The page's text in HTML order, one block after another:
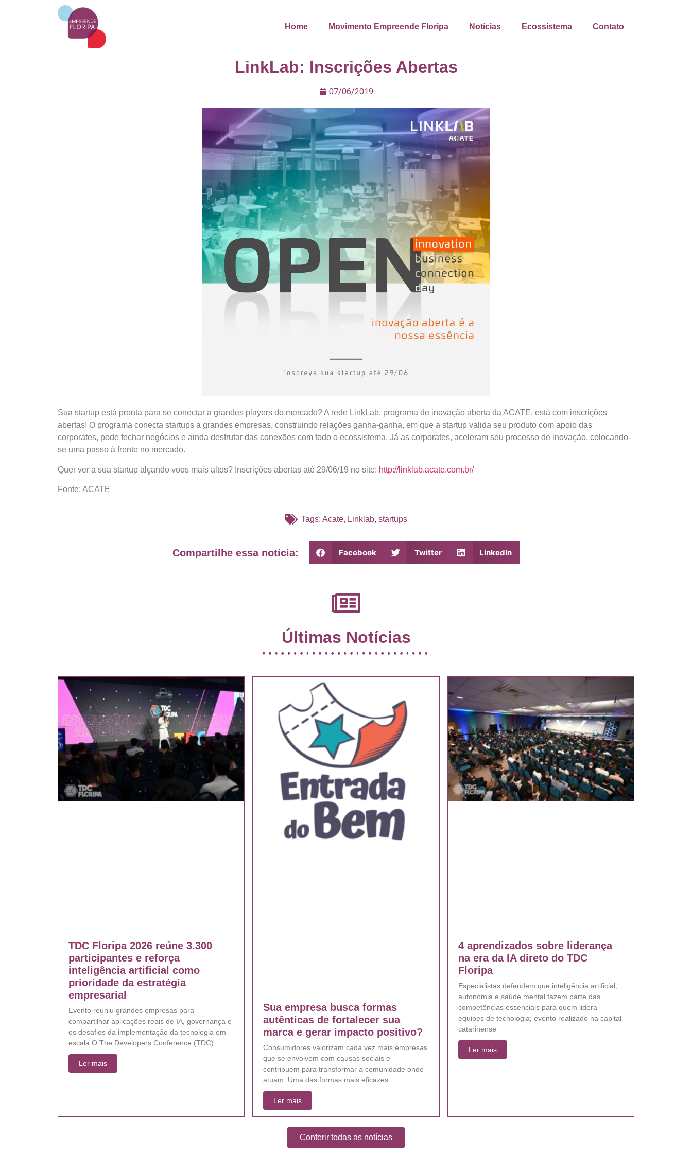
Home Movimento Empreende Floripa Notícias Ecossistema Contato
LinkLab: Inscrições Abertas
07/06/2019
Sua startup está pronta para se conectar a grandes players do mercado? A rede LinkLab, programa de inovação aberta da ACATE, está com inscrições
abertas! O programa conecta startups a grandes empresas, construindo relações ganha-ganha, em que a startup valida seu produto com apoio das
corporates, pode fechar negócios e ainda desfrutar das conexões com todo o ecossistema. Já as corporates, aceleram seu processo de inovação, colocando-
se uma passo à frente no mercado.
Quer ver a sua startup alçando voos mais altos? Inscrições abertas até 29/06/19 no site: http://linklab.acate.com.br/
Fonte: ACATE
Tags: Acate, Linklab, startups
Compartilhe essa notícia: Facebook Twitter LinkedIn
Últimas Notícias
TDC Floripa 2026 reúne 3.300
participantes e reforça
inteligência artificial como
prioridade da estratégia
empresarial
Evento reuniu grandes empresas para
compartilhar aplicações reais de IA, governança e
os desafios da implementação da tecnologia em
escala O The Developers Conference (TDC)
Ler mais
Sua empresa busca formas
autênticas de fortalecer sua
marca e gerar impacto positivo?
Consumidores valorizam cada vez mais empresas
que se envolvem com causas sociais e
contribuem para transformar a comunidade onde
atuam. Uma das formas mais eficazes
Ler mais
4 aprendizados sobre liderança
na era da IA direto do TDC
Floripa
Especialistas defendem que inteligência artificial,
autonomia e saúde mental fazem parte das
competências essenciais para quem lidera
equipes de tecnologia; evento realizado na capital
catarinense
Ler mais
Conferir todas as notícias